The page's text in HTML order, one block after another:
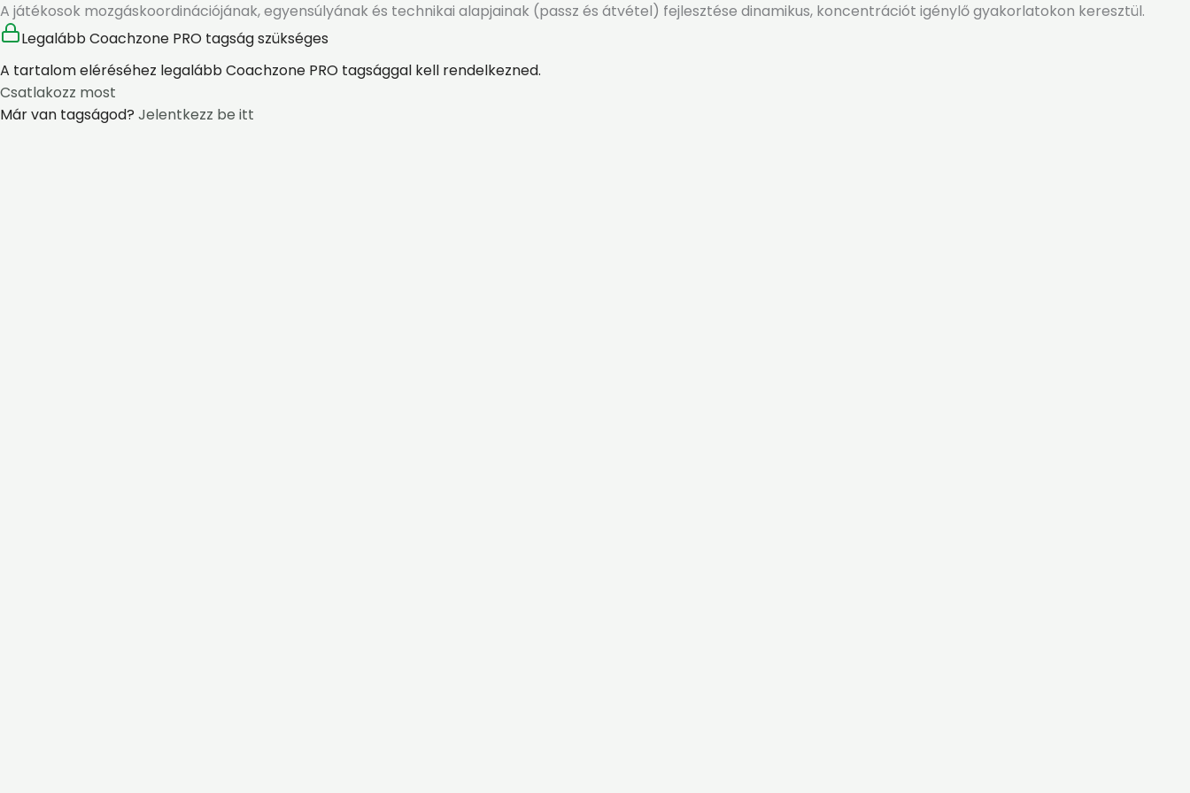
A játékosok mozgáskoordinációjának, egyensúlyának és technikai alapjainak (passz és átvétel) fejlesztése dinamikus, koncentrációt igénylő gyakorlatokon keresztül.
Legalább Coachzone PRO tagság szükséges
A tartalom eléréséhez legalább Coachzone PRO tagsággal kell rendelkezned.
Csatlakozz most
Már van tagságod? Jelentkezz be itt